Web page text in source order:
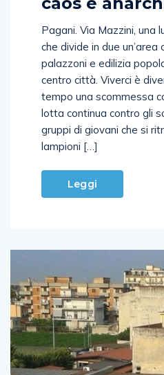
Pagani. Via Mazzini, una
che divide in due
palazzoni e edilizia
centro città. Viverci è
tempo una scommessa
lotta continua contro gli
gruppi di giovani che si
lampioni […]
Leggi